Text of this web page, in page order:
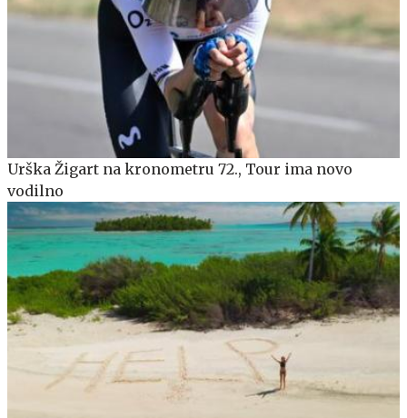
Urška Žigart na kronometru 72., Tour ima novo
vodilno